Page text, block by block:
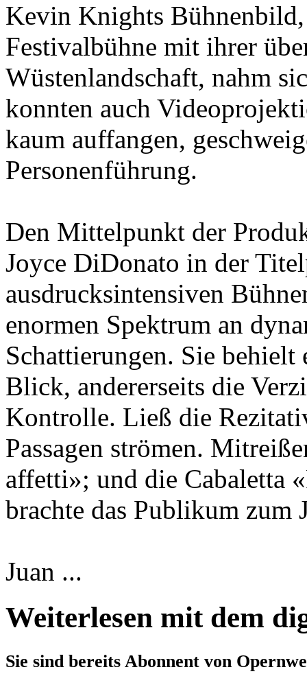
Kevin Knights
Festivalbühne mit ihrer
Wüstenlandschaft, nahm
konnten auch
kaum auffangen,
Personenführung.
Den Mittelpunkt der
Joyce DiDonato in der
ausdrucksintensiven
enormen Spektrum an
Schattierungen. Sie
Blick, andererseits die
Kontrolle. Ließ die
Passagen strömen.
affetti»; und die Cabaletta
brachte das Publikum zum
Juan ...
Weiterlesen mit dem
Sie sind bereits Abonnent von